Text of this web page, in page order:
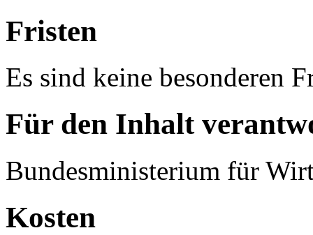
Fristen
Es sind keine besonderen
Für den Inhalt
Bundesministerium für
Kosten